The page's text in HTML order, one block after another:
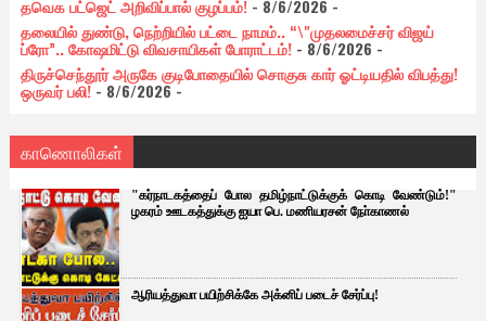
தவெக பட்ஜெட் அறிவிப்பால் குழப்பம்!- 8/6/2026 -
தலையில் துண்டு, நெற்றியில் பட்டை நாமம்.. “\"முதலமைச்சர் விஜய்
ப்ரோ”.. கோஷமிட்டு விவசாயிகள் போராட்டம்!- 8/6/2026 -
திருச்செந்தூர் அருகே குடிபோதையில் சொகுசு கார் ஓட்டியதில் விபத்து!
ஒருவர் பலி!- 8/6/2026-
காணொலிகள்
"கர்நாடகத்தைப் போல தமிழ்நாட்டுக்குக் கொடி வேண்டும்!"
ழகரம் ஊடகத்துக்கு ஐயா பெ. மணியரசன் நோ்காணல்
ஆரியத்துவா பயிற்சிக்கே அக்னிப் படைச் சேர்ப்பு!